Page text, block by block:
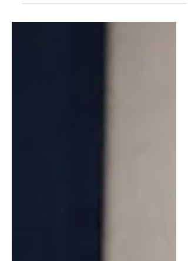
Escuchar la conversación